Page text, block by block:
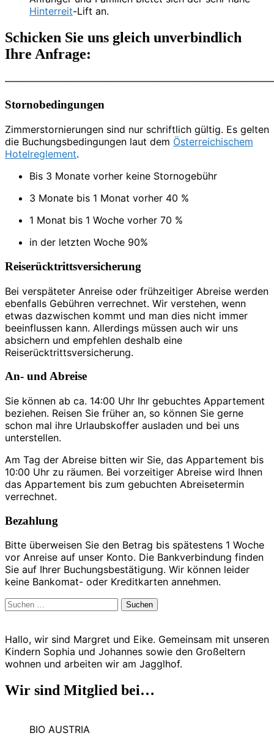
Hinterreit-Lift an.
Schicken Sie uns gleich unverbindlich
Ihre Anfrage:
Stornobedingungen
Zimmerstornierungen sind nur schriftlich gültig. Es gelten
die Buchungsbedingungen laut dem Österreichischem
Hotelreglement.
Bis 3 Monate vorher keine Stornogebühr
3 Monate bis 1 Monat vorher 40 %
1 Monat bis 1 Woche vorher 70 %
in der letzten Woche 90%
Reiserücktrittsversicherung
Bei verspäteter Anreise oder frühzeitiger Abreise werden
ebenfalls Gebühren verrechnet. Wir verstehen, wenn
etwas dazwischen kommt und man dies nicht immer
beeinflussen kann. Allerdings müssen auch wir uns
absichern und empfehlen deshalb eine
Reiserücktrittsversicherung.
An- und Abreise
Sie können ab ca. 14:00 Uhr Ihr gebuchtes Appartement
beziehen. Reisen Sie früher an, so können Sie gerne
schon mal ihre Urlaubskoffer ausladen und bei uns
unterstellen.
Am Tag der Abreise bitten wir Sie, das Appartement bis
10:00 Uhr zu räumen. Bei vorzeitiger Abreise wird Ihnen
das Appartement bis zum gebuchten Abreisetermin
verrechnet.
Bezahlung
Bitte überweisen Sie den Betrag bis spätestens 1 Woche
vor Anreise auf unser Konto. Die Bankverbindung finden
Sie auf Ihrer Buchungsbestätigung. Wir können leider
keine Bankomat- oder Kreditkarten annehmen.
Suchen
Hallo, wir sind Margret und Eike. Gemeinsam mit unseren
Kindern Sophia und Johannes sowie den Großeltern
wohnen und arbeiten wir am Jagglhof.
Wir sind Mitglied bei…
BIO AUSTRIA